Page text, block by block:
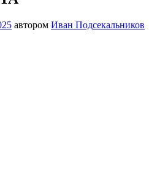
автором Иван Подсекальников